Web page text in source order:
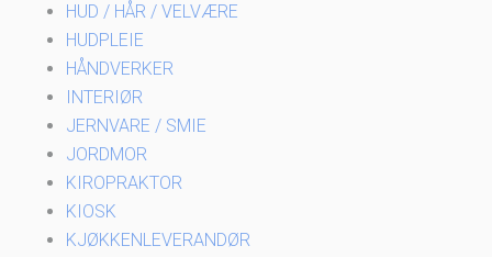
HUD / HÅR / VELVÆRE
HUDPLEIE
HÅNDVERKER
INTERIØR
JERNVARE / SMIE
JORDMOR
KIROPRAKTOR
KIOSK
KJØKKENLEVERANDØR